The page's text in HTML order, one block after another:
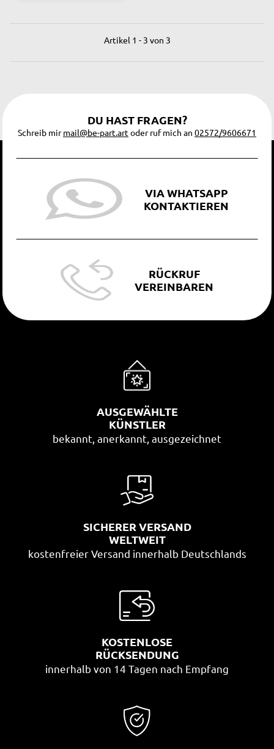
Artikel 1 - 3 von 3
DU HAST FRAGEN?
Schreib mirmail@be-part.artoder ruf mich an 02572/9606671
VIA WHATSAPP
KONTAKTIEREN
RÜCKRUF
VEREINBAREN
AUSGEWÄHLTE
KÜNSTLER
bekannt, anerkannt, ausgezeichnet
SICHERER VERSAND
WELTWEIT
kostenfreier Versand innerhalb Deutschlands
KOSTENLOSE
RÜCKSENDUNG
innerhalb von 14 Tagen nach Empfang